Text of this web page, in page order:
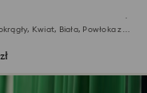
Ariana Grande x
Kwiat, Biała, Powłoka z